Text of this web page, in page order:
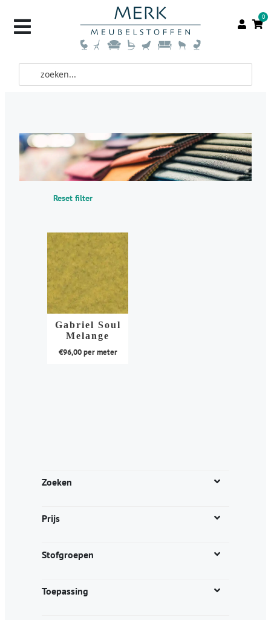
0
Zoeken
Prijs
Stofgroepen
Toepassing
Reset filter
Gabriel Soul
Melange
€96,00per meter
kan
op
productpagina